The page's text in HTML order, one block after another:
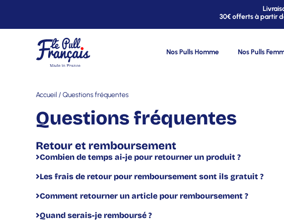
30€ offerts à partir
Nos Pulls Homme Nos Pulls
Accueil / Questions fréquentes
Questions fréquentes
Retour et remboursement
Combien de temps ai-je pour retourner un produit ?
Les frais de retour pour remboursement sont ils gratuit ?
Comment retourner un article pour remboursement ?
Quand serais-je remboursé ?